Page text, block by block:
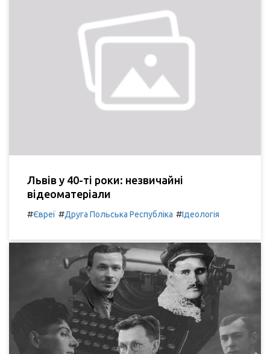
Львів у 40-ті роки: незвичайні
відеоматеріали
#Євреї #Друга Польська Республіка #Ідеологія